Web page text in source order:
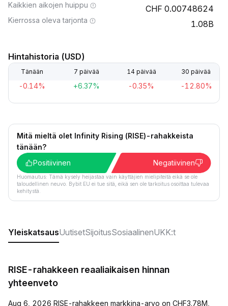
Kaikkien aikojen huippu 0.00748624
Kierrossa oleva tarjonta 1.08B
Hintahistoria (USD)
Tänään 7 päivää 14 päivää 30 päivää
-0.14% +6.37% -0.35% -12.80%
Mitä mieltä olet Infinity Rising (RISE)-rahakkeista
tänään?
Positiivinen
Negatiivinen
Huomautus: Tämä kysely heijastaa vain käyttäjien mielipiteitä eikä se ole
taloudellinen neuvo. Bybit EU ei tue sitä, eikä sen ole tarkoitus osoittaa tulevaa
kehitystä.
YleiskatsausUutisetSijoitusSosiaalinenUKK:t
RISE-rahakkeen reaaliaikaisen hinnan
yhteenveto
Aug 6, 2026 RISE-rahakkeen markkina-arvo on CHF3.78M,